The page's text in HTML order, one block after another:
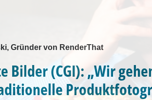
Gründer von RenderThat
Bilder (CGI): „Wir